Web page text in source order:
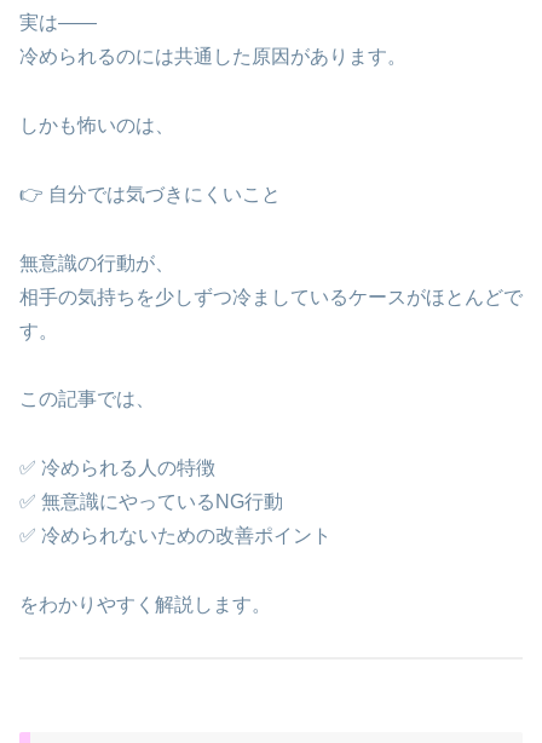
実は――
冷められるのには共通した原因があります。
しかも怖いのは、
👉 自分では気づきにくいこと
無意識の行動が、
相手の気持ちを少しずつ冷ましているケースがほとんどで
す。
この記事では、
✅ 冷められる人の特徴
✅ 無意識にやっているNG行動
✅ 冷められないための改善ポイント
をわかりやすく解説します。